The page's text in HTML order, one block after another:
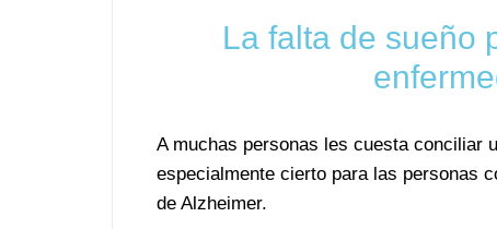
La falta de sueño
A muchas personas les cuesta conciliar
especialmente cierto para las personas
de Alzheimer.